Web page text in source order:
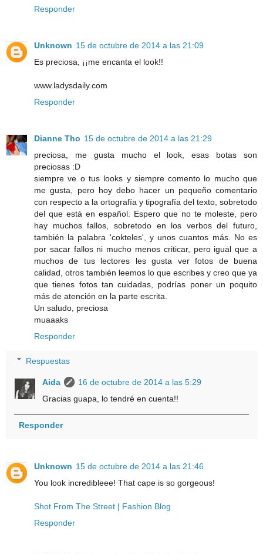
Responder
Unknown 15 de octubre de 2014 a las 21:09
Es preciosa, ¡¡me encanta el look!!
www.ladysdaily.com
Responder
Dianne Tho 15 de octubre de 2014 a las 21:29
preciosa, me gusta mucho el look, esas botas son
preciosas :D
siempre ve o tus looks y siempre comento lo mucho que
me gusta, pero hoy debo hacer un pequeño comentario
con respecto a la ortografía y tipografía del texto, sobretodo
del que está en español. Espero que no te moleste, pero
hay muchos fallos, sobretodo en los verbos del futuro,
también la palabra 'cokteles', y unos cuantos más. No es
por sacar fallos ni mucho menos criticar, pero igual que a
muchos de tus lectores les gusta ver fotos de buena
calidad, otros también leemos lo que escribes y creo que ya
que tienes fotos tan cuidadas, podrías poner un poquito
más de atención en la parte escrita.
Un saludo, preciosa
muaaaks
Responder
Respuestas
Aida
16 de octubre de 2014 a las 5:29
Gracias guapa, lo tendré en cuenta!!
Responder
Unknown 15 de octubre de 2014 a las 21:46
You look incredibleee! That cape is so gorgeous!
Shot From The Street | Fashion Blog
Responder